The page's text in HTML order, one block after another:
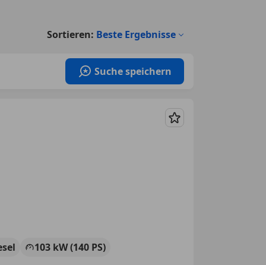
Sortieren: Beste Ergebnisse
Suche speichern
Merken
103 kW (140 PS)